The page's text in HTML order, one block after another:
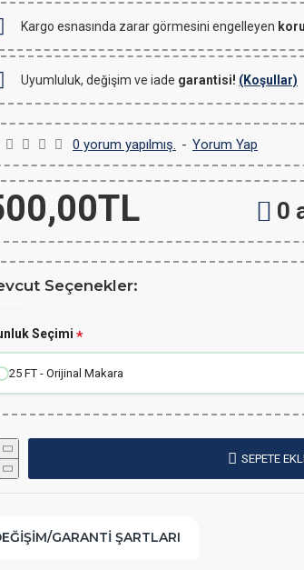
Kargo esnasında zarar görmesini engelleyen
Uyumluluk, değişim ve iade garantisi! (Koşullar)
0 yorum yapılmış. - Yorum Yap
0
Seçenekler:
Seçimi
25 FT - Orijinal Makara
SEPETE
GARANTI ŞARTLARI